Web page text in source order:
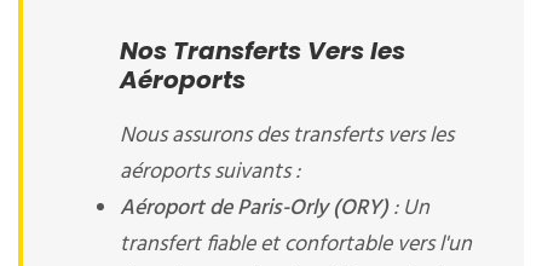
Nos Transferts Vers les
Aéroports
Nous assurons des transferts vers les
aéroports suivants :
Aéroport de Paris-Orly (ORY): Un
transfert fiable et confortable vers l'un